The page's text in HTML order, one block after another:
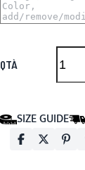
QTÀ
SIZE GUIDE